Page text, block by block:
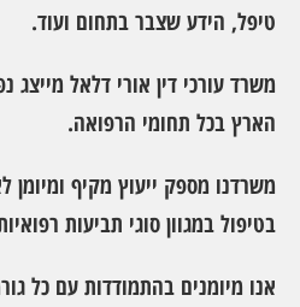
טיפל, הידע שצבר בתחום ועוד.
משרד עורכי דין אורי דלאל מייצג
הארץ בכל תחומי הרפואה.
משרדנו מספק ייעוץ מקיף ומיומן
בטיפול במגוון סוגי תביעות
אנו מיומנים בהתמודדות עם כל